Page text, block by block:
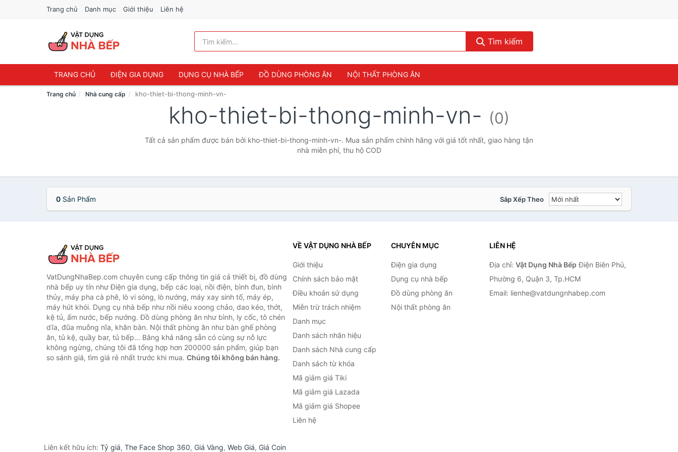
Trang chủ Danh mục Giới thiệu Liên hệ
Tìm kiếm
TRANG CHỦ ĐIỆN GIA DỤNG DỤNG CỤ NHÀ BẾP ĐỒ DÙNG PHÒNG ĂN NỘI THẤT PHÒNG ĂN
Trang chủ Nhà cung cấp kho-thiet-bi-thong-minh-vn-
kho-thiet-bi-thong-minh-vn- (0)
Tất cả sản phẩm được bán bởi kho-thiet-bi-thong-minh-vn-. Mua sản phẩm chính hãng với giá tốt nhất, giao hàng tận
nhà miễn phí, thu hộ COD
0 Sản Phẩm Sắp Xếp Theo
VatDungNhaBep.com chuyên cung cấp thông tin giá cả thiết bị, đồ dùng
nhà bếp uy tín như Điện gia dụng, bếp các loại, nồi điện, bình đun, bình
thủy, máy pha cà phê, lò vi sóng, lò nướng, máy xay sinh tố, máy ép,
máy hút khói. Dụng cụ nhà bếp như nồi niêu xoong chảo, dao kéo, thớt,
kệ tủ, ấm nước, bếp nướng. Đồ dùng phòng ăn như bình, ly cốc, tô chén
dĩa, đũa muỗng nĩa, khăn bàn. Nội thất phòng ăn như bàn ghế phòng
ăn, tủ kệ, quầy bar, tủ bếp... Bằng khả năng sẵn có cùng sự nỗ lực
không ngừng, chúng tôi đã tổng hợp hơn 200000 sản phẩm, giúp bạn
so sánh giá, tìm giá rẻ nhất trước khi mua. Chúng tôi không bán hàng.
VỀ VẬT DỤNG NHÀ BẾP
Giới thiệu
Chính sách bảo mật
Điều khoản sử dụng
Miễn trừ trách nhiệm
Danh mục
Danh sách nhãn hiệu
Danh sách Nhà cung cấp
Danh sách từ khóa
Mã giảm giá Tiki
Mã giảm giá Lazada
Mã giảm giá Shopee
Liên hệ
CHUYÊN MỤC
Điện gia dụng
Dụng cụ nhà bếp
Đồ dùng phòng ăn
Nội thất phòng ăn
LIÊN HỆ
Địa chỉ: Vật Dụng Nhà Bếp Điện Biên Phủ,
Phường 6, Quận 3, Tp.HCM
Email: lienhe@vatdungnhabep.com
Liên kết hữu ích: Tỷ giá, The Face Shop 360, Giá Vàng, Web Giá, Giá Coin